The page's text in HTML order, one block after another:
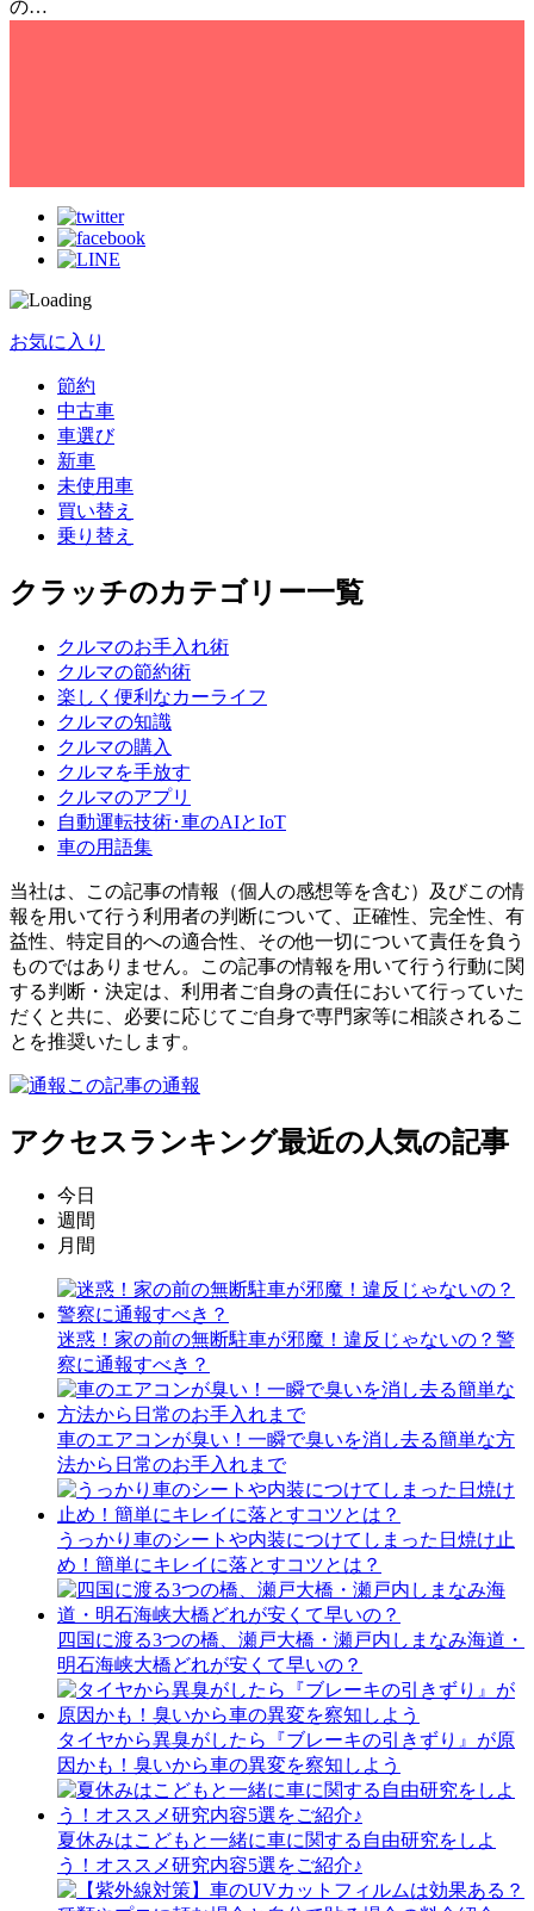
の…
お気に入り
節約
中古車
車選び
新車
未使用車
買い替え
乗り替え
クラッチのカテゴリー一覧
クルマのお手入れ術
クルマの節約術
楽しく便利なカーライフ
クルマの知識
クルマの購入
クルマを手放す
クルマのアプリ
自動運転技術･車のAIとIoT
車の用語集
当社は、この記事の情報（個人の感想等を含む）及びこの情
報を用いて行う利用者の判断について、正確性、完全性、有
益性、特定目的への適合性、その他一切について責任を負う
ものではありません。この記事の情報を用いて行う行動に関
する判断・決定は、利用者ご自身の責任において行っていた
だくと共に、必要に応じてご自身で専門家等に相談されるこ
とを推奨いたします。
この記事の通報
アクセスランキング最近の人気の記事
今日
週間
月間
迷惑！家の前の無断駐車が邪魔！違反じゃないの？警
察に通報すべき？
車のエアコンが臭い！一瞬で臭いを消し去る簡単な方
法から日常のお手入れまで
うっかり車のシートや内装につけてしまった日焼け止
め！簡単にキレイに落とすコツとは？
四国に渡る3つの橋、瀬戸大橋・瀬戸内しまなみ海道・
明石海峡大橋どれが安くて早いの？
タイヤから異臭がしたら『ブレーキの引きずり』が原
因かも！臭いから車の異変を察知しよう
夏休みはこどもと一緒に車に関する自由研究をしよ
う！オススメ研究内容5選をご紹介♪